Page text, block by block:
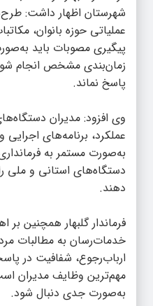
شهرستان اظهار داشت:
عملیاتی حوزه بانوان،
پیگیری مصوبات باید
زمان‌بندی مشخص انجام
پاسخ نماند.
وی افزود: مدیران
عملکرد، برنامه‌های اجرایی
به‌صورت مستمر به
دستگاه‌های استانی و ملی
دهند.
فرماندار گلبهار همچنین
خدمات‌رسان به مطالبات
ارباب‌رجوع، شفافیت در
مهم‌ترین وظایف مدیران
به‌صورت جدی دنبال شود.